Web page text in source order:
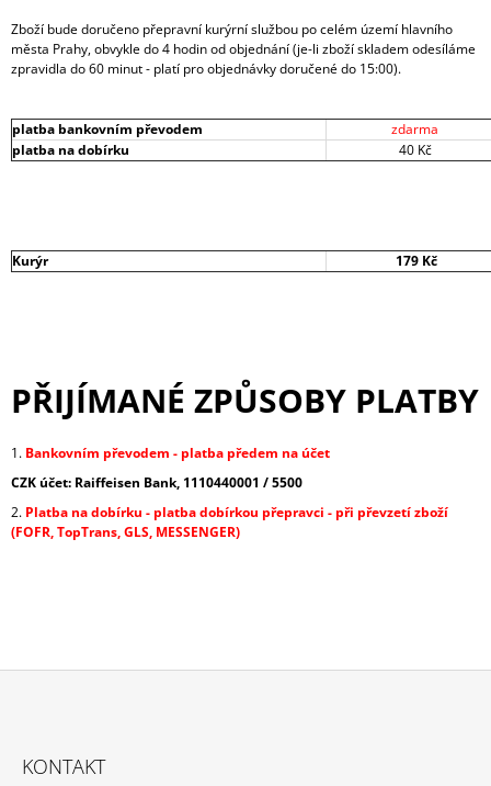
Zboží bude doručeno přepravní kurýrní službou po celém území hlavního
města Prahy, obvykle do 4 hodin od objednání (je-li zboží skladem odesíláme
zpravidla do 60 minut - platí pro objednávky doručené do 15:00).
platba bankovním převodem
zdarma
platba na dobírku
40 Kč
Kurýr 179 Kč
PŘIJÍMANÉ ZPŮSOBY PLATBY
1. Bankovním převodem - platba předem na účet
CZK účet: Raiffeisen Bank, 1110440001 / 5500
2. Platba na dobírku - platba dobírkou přepravci - při převzetí zboží
(FOFR, TopTrans, GLS, MESSENGER)
KONTAKT